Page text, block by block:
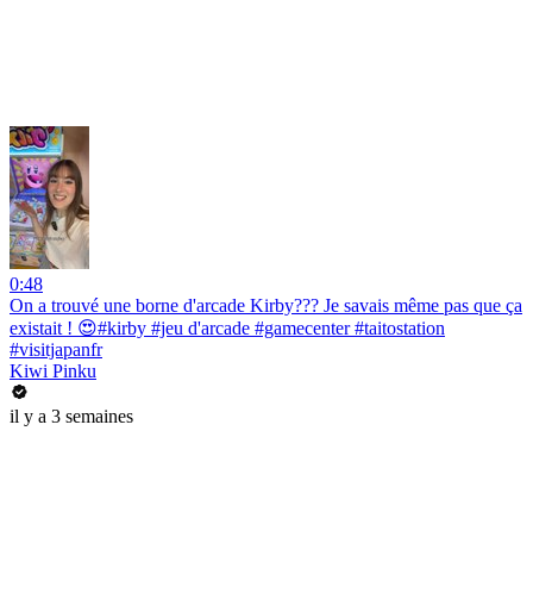
0:48
On a trouvé une borne d'arcade Kirby??? Je savais même pas que ça
existait ! 😍#kirby #jeu d'arcade #gamecenter #taitostation
#visitjapanfr
Kiwi Pinku
il y a 3 semaines